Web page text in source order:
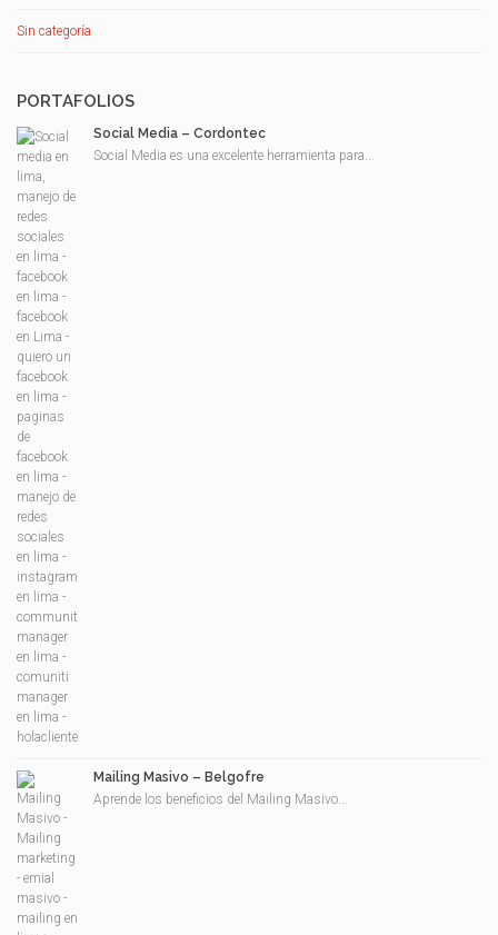
Sin categoría
PORTAFOLIOS
Social Media – Cordontec
Social Media es una excelente herramienta para...
Mailing Masivo – Belgofre
Aprende los beneficios del Mailing Masivo...